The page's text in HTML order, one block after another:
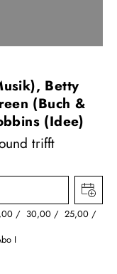
Betty
(Buch &
(Idee)
trifft
30,00 25,00
I